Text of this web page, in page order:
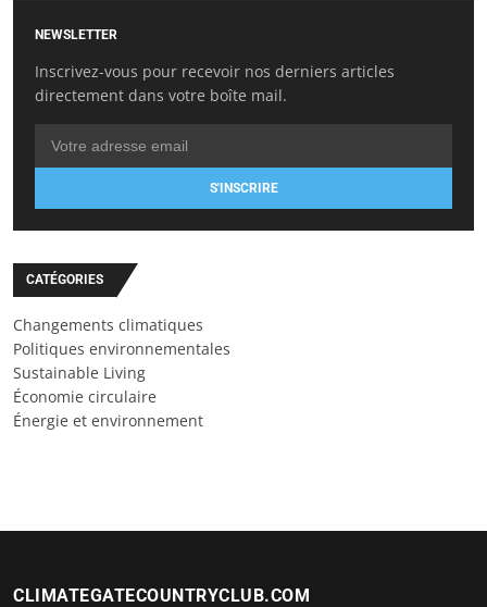
NEWSLETTER
Inscrivez-vous pour recevoir nos derniers articles
directement dans votre boîte mail.
S'INSCRIRE
CATÉGORIES
Changements climatiques
Politiques environnementales
Sustainable Living
Économie circulaire
Énergie et environnement
CLIMATEGATECOUNTRYCLUB.COM